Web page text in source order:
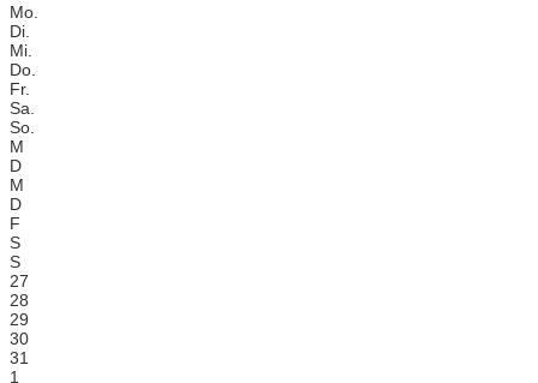
Mo.
Di.
Mi.
Do.
Fr.
Sa.
So.
M
D
M
D
F
S
S
27
28
29
30
31
1